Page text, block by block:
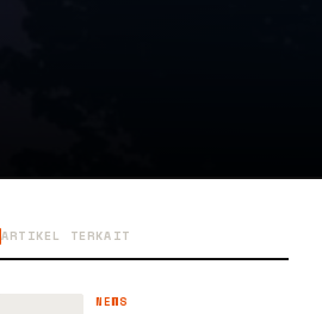
ARTIKEL TERKAIT
NEWS